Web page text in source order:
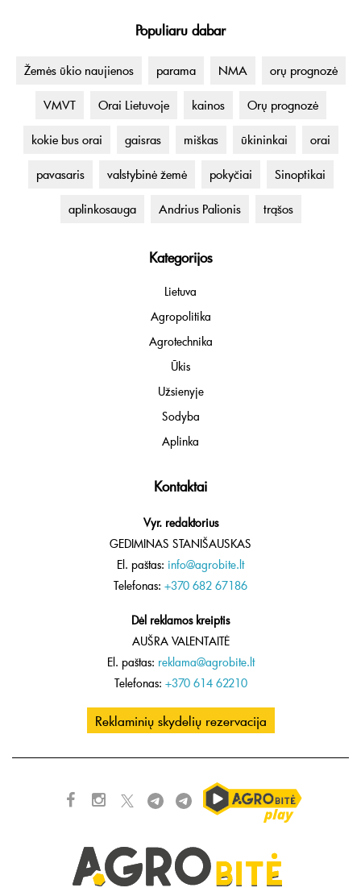
Populiaru dabar
Žemės ūkio naujienos parama NMA orų prognozė
VMVT Orai Lietuvoje kainos Orų prognozė
kokie bus orai gaisras miškas ūkininkai orai
pavasaris valstybinė žemė pokyčiai Sinoptikai
aplinkosauga Andrius Palionis trąšos
Kategorijos
Lietuva
Agropolitika
Agrotechnika
Ūkis
Užsienyje
Sodyba
Aplinka
Kontaktai
Vyr. redaktorius
GEDIMINAS STANIŠAUSKAS
El. paštas: info@agrobite.lt
Telefonas: +370 682 67186
Dėl reklamos kreiptis
AUŠRA VALENTAITĖ
El. paštas: reklama@agrobite.lt
Telefonas: +370 614 62210
Reklaminių skydelių rezervacija